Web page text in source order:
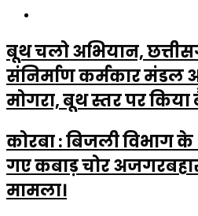
बूथ चलो अभियान,
संनिर्माण कर्मकार मंडल
मोगरा, बूथ स्तर पर किया
कोरबा : बिजली विभाग
गए कबाड़ चोर
मामला।